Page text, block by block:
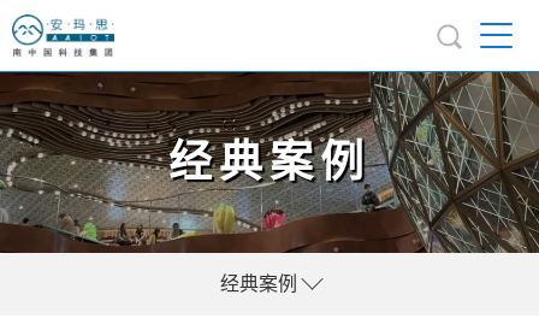
经典案例
经典案例